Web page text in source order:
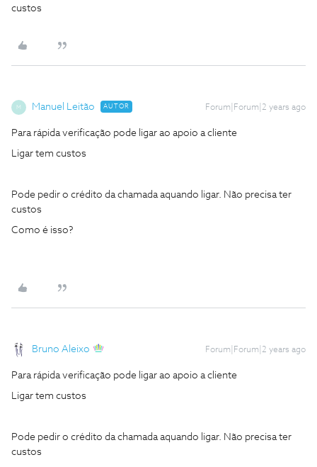
custos
M Manuel Leitão AUTOR Forum|Forum|2 years ago
Para rápida verificação pode ligar ao apoio a cliente
Ligar tem custos
Pode pedir o crédito da chamada aquando ligar. Não precisa ter
custos
Como é isso?
Bruno Aleixo Forum|Forum|2 years ago
Para rápida verificação pode ligar ao apoio a cliente
Ligar tem custos
Pode pedir o crédito da chamada aquando ligar. Não precisa ter
custos